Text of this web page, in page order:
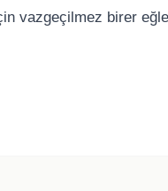
vazgeçilmez birer